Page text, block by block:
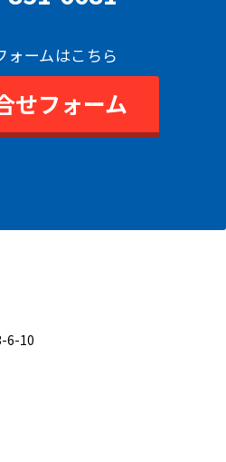
ォームはこちら
せフォーム
6-10